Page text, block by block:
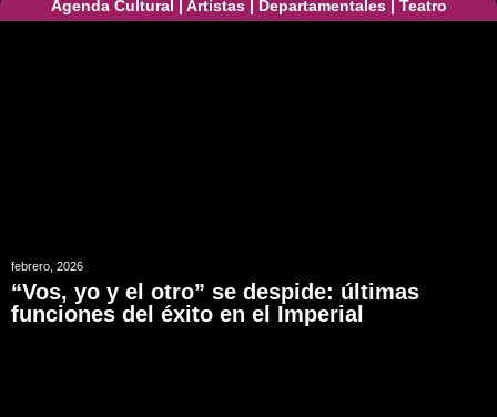
Agenda Cultural Artistas| Departamentales| Teatro
febrero, 2026
“Vos, yo y el otro” se despide: últimas
funciones del éxito en el Imperial